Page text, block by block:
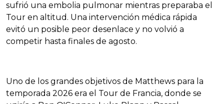
sufrió una embolia pulmonar mientras preparaba el
Tour en altitud. Una intervención médica rápida
evitó un posible peor desenlace y no volvió a
competir hasta finales de agosto.
Uno de los grandes objetivos de Matthews para la
temporada 2026 era el Tour de Francia, donde se